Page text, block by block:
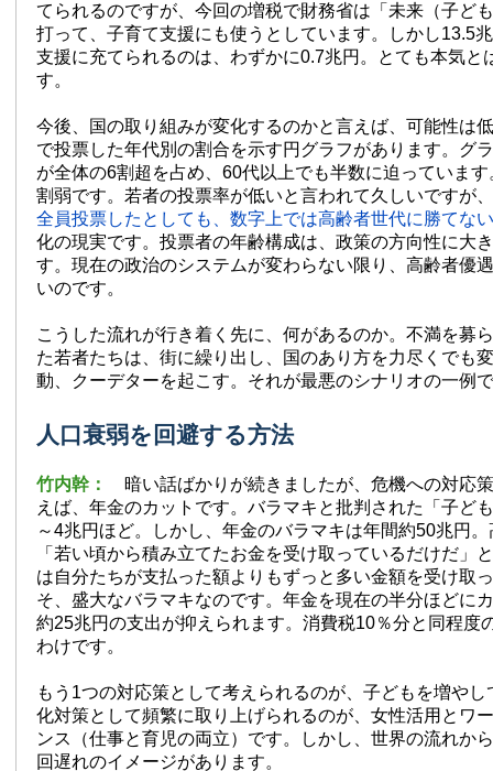
てられるのですが、今回の増税で財務省は「未来（子ど
打って、子育て支援にも使うとしています。しかし13.5
支援に充てられるのは、わずかに0.7兆円。とても本気と
す。
今後、国の取り組みが変化するのかと言えば、可能性は
で投票した年代別の割合を示す円グラフがあります。グ
が全体の6割超を占め、60代以上でも半数に迫っていま
割弱です。若者の投票率が低いと言われて久しいですが、
全員投票したとしても、数字上では高齢者世代に勝てな
化の現実です。投票者の年齢構成は、政策の方向性に大
す。現在の政治のシステムが変わらない限り、高齢者優
いのです。
こうした流れが行き着く先に、何があるのか。不満を募
た若者たちは、街に繰り出し、国のあり方を力尽くでも
動、クーデターを起こす。それが最悪のシナリオの一例
人口衰弱を回避する方法
竹内幹： 暗い話ばかりが続きましたが、危機への対応
えば、年金のカットです。バラマキと批判された「子ど
～4兆円ほど。しかし、年金のバラマキは年間約50兆円
「若い頃から積み立てたお金を受け取っているだけだ」
は自分たちが支払った額よりもずっと多い金額を受け取
そ、盛大なバラマキなのです。年金を現在の半分ほどに
約25兆円の支出が抑えられます。消費税10％分と同程度
わけです。
もう1つの対応策として考えられるのが、子どもを増や
化対策として頻繁に取り上げられるのが、女性活用とワ
ンス（仕事と育児の両立）です。しかし、世界の流れか
回遅れのイメージがあります。